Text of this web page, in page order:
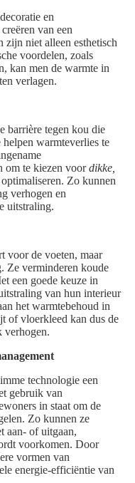
en
van een
zijn niet alleen esthetisch
voordelen, zoals
kan men de warmte in
verlagen.
barrière tegen kou die
warmteverlies te
om te kiezen voordikke,
Zo kunnen
verhogen en
uitstraling.
voor de voeten, maar
Ze verminderen koude
een goede keuze in
van hun interieur
het warmtebehoud in
of vloerkleed kan dus de
verhogen.
technologie een
gebruik van
in staat om de
Zo kunnen ze
aan- of uitgaan,
voorkomen. Door
vormen van
energie-efficiëntie van